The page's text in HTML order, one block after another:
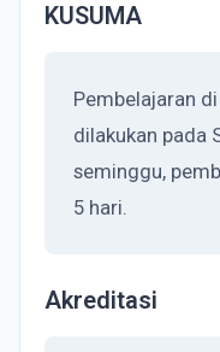
KUSUMA
Pembelajaran di
dilakukan pada
seminggu,
5 hari.
Akreditasi